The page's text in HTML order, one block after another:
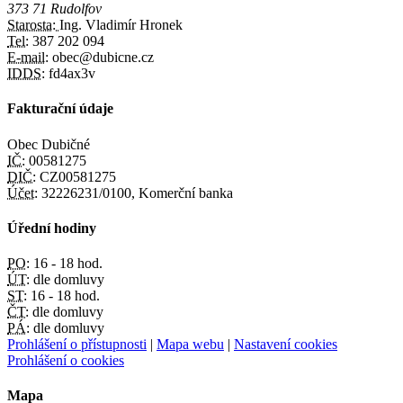
373 71 Rudolfov
Starosta: Ing. Vladimír Hronek
Tel: 387 202 094
E-mail: obec@dubicne.cz
IDDS: fd4ax3v
Fakturační údaje
Obec Dubičné
IČ: 00581275
DIČ: CZ00581275
Účet: 32226231/0100, Komerční banka
Úřední hodiny
PO: 16 - 18 hod.
ÚT: dle domluvy
ST: 16 - 18 hod.
ČT: dle domluvy
PÁ: dle domluvy
Prohlášení o přístupnosti | Mapa webu | Nastavení cookies
Prohlášení o cookies
Mapa